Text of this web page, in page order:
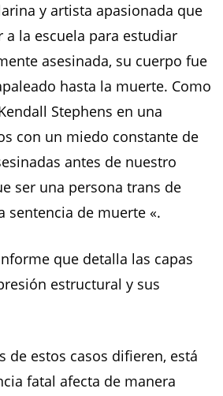
y artista apasionada que
a la escuela para estudiar
asesinada, su cuerpo fue
hasta la muerte. Como
Stephens en una
con un miedo constante de
antes de nuestro
ser una persona trans de
sentencia de muerte «.
que detalla las capas
estructural y sus
de estos casos difieren, está
fatal afecta de manera